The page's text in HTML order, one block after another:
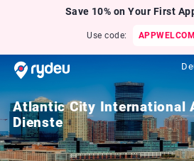
Save 10% on Your First
Use code:
Atlantic City International
Dienste